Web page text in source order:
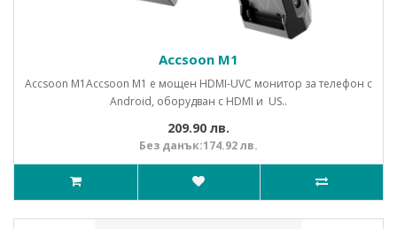
Accsoon M1
Accsoon M1Accsoon M1 е мощен HDMI-UVC монитор за телефон с
Android, оборудван с HDMI и US..
209.90 лв.
Без данък:174.92 лв.